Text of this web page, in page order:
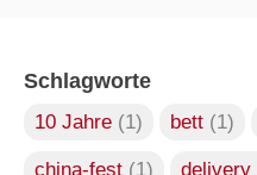
Schlagworte
10 Jahre (1) bett (1)
china-fest (1) delivery